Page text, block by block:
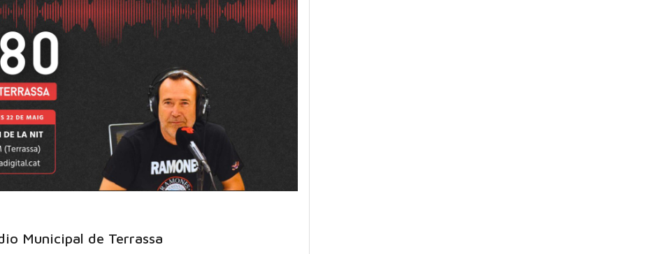
Municipal de Terrassa